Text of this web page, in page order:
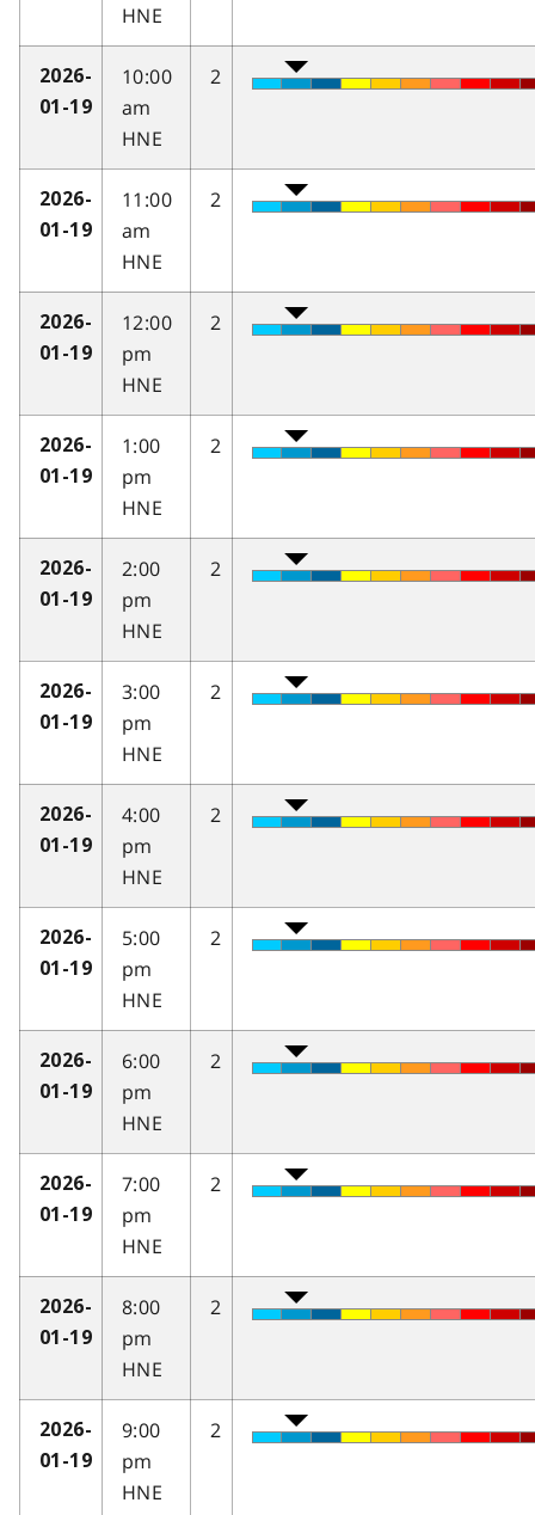
HNE
2026-
01-19
10:00
am
HNE
2
2026-
01-19
11:00
am
HNE
2
2026-
01-19
12:00
pm
HNE
2
2026-
01-19
1:00
pm
HNE
2
2026-
01-19
2:00
pm
HNE
2
2026-
01-19
3:00
pm
HNE
2
2026-
01-19
4:00
pm
HNE
2
2026-
01-19
5:00
pm
HNE
2
2026-
01-19
6:00
pm
HNE
2
2026-
01-19
7:00
pm
HNE
2
2026-
01-19
8:00
pm
HNE
2
2026-
01-19
9:00
pm
HNE
2